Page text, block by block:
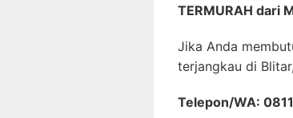
TERMURAH dari
Jika Anda
terjangkau di
Telepon/WA: